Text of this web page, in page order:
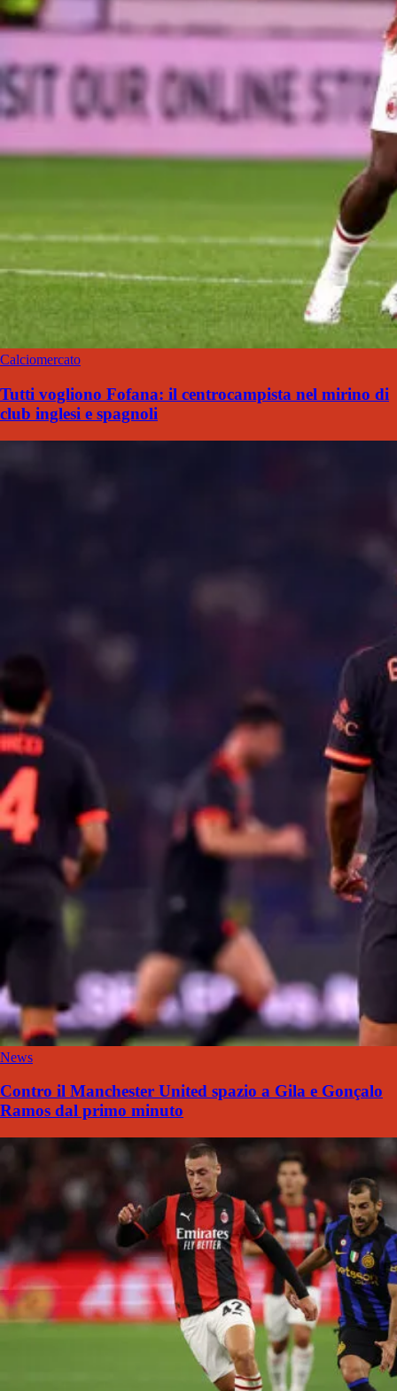
Calciomercato
Tutti vogliono Fofana: il centrocampista nel mirino di
club inglesi e spagnoli
News
Contro il Manchester United spazio a Gila e Gonçalo
Ramos dal primo minuto